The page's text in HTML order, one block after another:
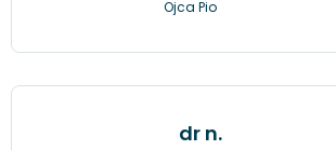
Ojca Pio
dr n.